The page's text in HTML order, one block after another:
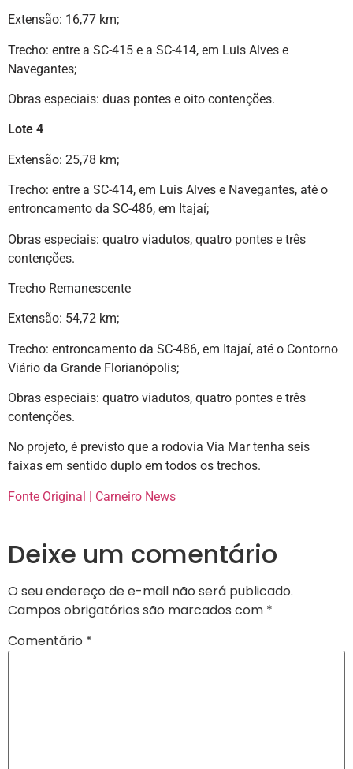
Extensão: 16,77 km;
Trecho: entre a SC-415 e a SC-414, em Luis Alves e
Navegantes;
Obras especiais: duas pontes e oito contenções.
Lote 4
Extensão: 25,78 km;
Trecho: entre a SC-414, em Luis Alves e Navegantes, até o
entroncamento da SC-486, em Itajaí;
Obras especiais: quatro viadutos, quatro pontes e três
contenções.
Trecho Remanescente
Extensão: 54,72 km;
Trecho: entroncamento da SC-486, em Itajaí, até o Contorno
Viário da Grande Florianópolis;
Obras especiais: quatro viadutos, quatro pontes e três
contenções.
No projeto, é previsto que a rodovia Via Mar tenha seis
faixas em sentido duplo em todos os trechos.
Fonte Original | Carneiro News
Deixe um comentário
O seu endereço de e-mail não será publicado.
Campos obrigatórios são marcados com *
Comentário *